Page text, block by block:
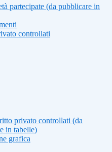
partecipate (da pubblicare in
controllati
privato controllati (da
in tabelle)
grafica